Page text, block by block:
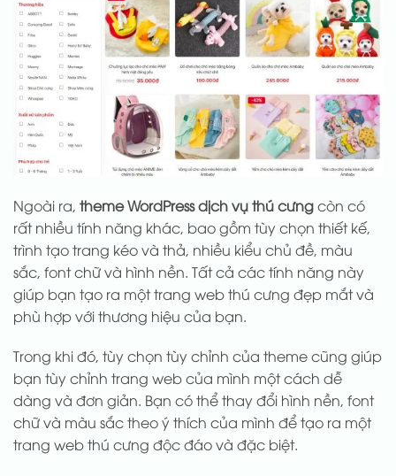
Ngoài ra, theme WordPress dịch vụ thú cưngcòn có
rất nhiều tính năng khác, bao gồm tùy chọn thiết kế,
trình tạo trang kéo và thả, nhiều kiểu chủ đề, màu
sắc, font chữ và hình nền. Tất cả các tính năng này
giúp bạn tạo ra một trang web thú cưng đẹp mắt và
phù hợp với thương hiệu của bạn.
Trong khi đó, tùy chọn tùy chỉnh của theme cũng giúp
bạn tùy chỉnh trang web của mình một cách dễ
dàng và đơn giản. Bạn có thể thay đổi hình nền, font
chữ và màu sắc theo ý thích của mình để tạo ra một
trang web thú cưng độc đáo và đặc biệt.